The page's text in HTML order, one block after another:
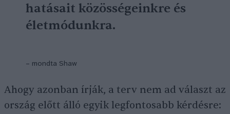
hatásait közösségeinkre és
életmódunkra.
– mondta Shaw
Ahogy azonban írják, a terv nem ad választ az
ország előtt álló egyik legfontosabb kérdésre: